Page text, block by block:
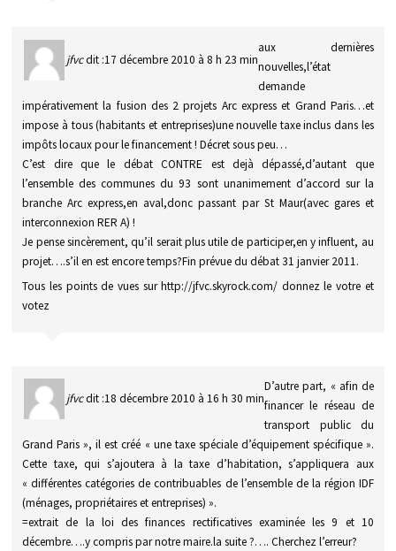
jfvcdit :17 décembre 2010 à 8 h 23 min
aux dernières
nouvelles,l’état
demande
impérativement la fusion des 2 projets Arc express et Grand Paris…et
impose à tous (habitants et entreprises)une nouvelle taxe inclus dans les
impôts locaux pour le financement ! Décret sous peu…
C’est dire que le débat CONTRE est dejà dépassé,d’autant que
l’ensemble des communes du 93 sont unanimement d’accord sur la
branche Arc express,en aval,donc passant par St Maur(avec gares et
interconnexion RER A) !
Je pense sincèrement, qu’il serait plus utile de participer,en y influent, au
projet….s’il en est encore temps?Fin prévue du débat 31 janvier 2011.
Tous les points de vues sur http://jfvc.skyrock.com/ donnez le votre et
votez
jfvcdit :18 décembre 2010 à 16 h 30 min
D’autre part, « afin de
financer le réseau de
transport public du
Grand Paris », il est créé « une taxe spéciale d’équipement spécifique ».
Cette taxe, qui s’ajoutera à la taxe d’habitation, s’appliquera aux
« différentes catégories de contribuables de l’ensemble de la région IDF
(ménages, propriétaires et entreprises) ».
=extrait de la loi des finances rectificatives examinée les 9 et 10
décembre….y compris par notre maire.la suite ?…. Cherchez l’erreur?